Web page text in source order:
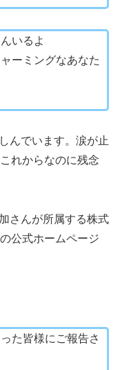
いるよ
ーミングなあなた
んでいます。涙が止
れからなのに残念
さんが所属する株式
公式ホームページ
た皆様にご報告さ